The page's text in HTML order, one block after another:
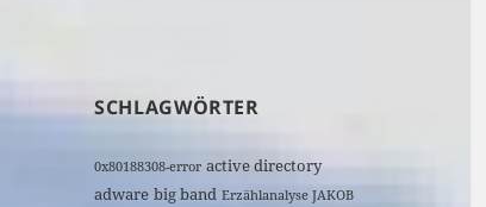
SCHLAGWÖRTER
0x80188308-error active directory
adware big band Erzählanalyse JAKOB